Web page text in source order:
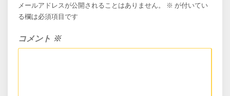
シ
ン
メールアドレスが公開されることはありません。 ※ が付いてい
る欄は必須項目です
コメント ※